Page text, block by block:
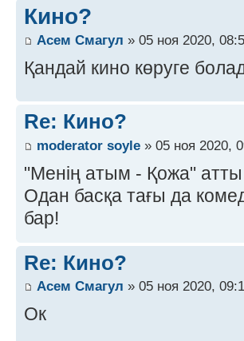
Кино?
Асем Смагул » 05 ноя 2020,
Қандай кино көруге
Re: Кино?
moderator soyle » 05 ноя 2020,
"Менің атым - Қожа"
Одан басқа тағы да
бар!
Re: Кино?
Асем Смагул » 05 ноя 2020,
Ок